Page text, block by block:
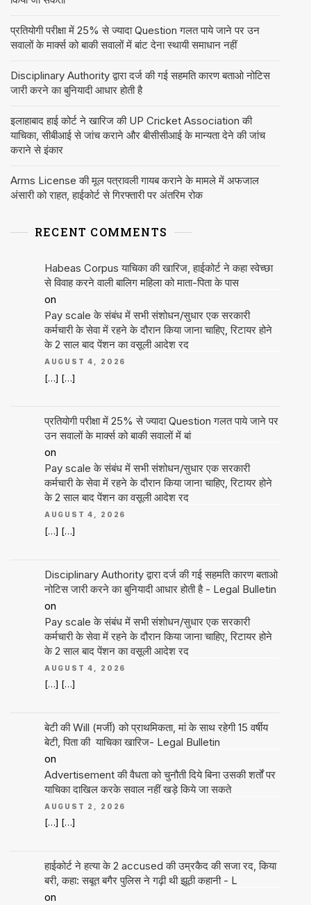
प्रतियोगी परीक्षा में 25% से ज्यादा Question गलत पाये जाने पर उन
सवालों के मार्क्स को बाकी सवालों में बांट देना स्थायी समाधान नहीं
Disciplinary Authority द्वारा दर्ज की गई सहमति कारण बताओ नोटिस
जारी करने का बुनियादी आधार होती है
इलाहाबाद हाई कोर्ट ने खारिज की UP Cricket Association की
याचिका, सीबीआई से जांच कराने और बीसीसीआई के मान्यता देने की जांच
कराने से इंकार
Arms License की मूल पत्रावली गायब कराने के मामले में अफजाल
अंसारी को राहत, हाईकोर्ट से गिरफ्तारी पर अंतरिम रोक
RECENT COMMENTS
Habeas Corpus याचिका की खारिज, हाईकोर्ट ने कहा स्वेच्छा
से विवाह करने वाली बालिग महिला को माता-पिता के पास
on
Pay scale के संबंध में सभी संशोधन/सुधार एक सरकारी
कर्मचारी के सेवा में रहने के दौरान किया जाना चाहिए, रिटायर होने
के 2 साल बाद पेंशन का वसूली आदेश रद
AUGUST 4, 2026
[…] […]
प्रतियोगी परीक्षा में 25% से ज्यादा Question गलत पाये जाने पर
उन सवालों के मार्क्स को बाकी सवालों में बां
on
Pay scale के संबंध में सभी संशोधन/सुधार एक सरकारी
कर्मचारी के सेवा में रहने के दौरान किया जाना चाहिए, रिटायर होने
के 2 साल बाद पेंशन का वसूली आदेश रद
AUGUST 4, 2026
[…] […]
Disciplinary Authority द्वारा दर्ज की गई सहमति कारण बताओ
नोटिस जारी करने का बुनियादी आधार होती है - Legal Bulletin
on
Pay scale के संबंध में सभी संशोधन/सुधार एक सरकारी
कर्मचारी के सेवा में रहने के दौरान किया जाना चाहिए, रिटायर होने
के 2 साल बाद पेंशन का वसूली आदेश रद
AUGUST 4, 2026
[…] […]
बेटी की Will (मर्जी) को प्राथमिकता, मां के साथ रहेगी 15 वर्षीय
बेटी, पिता की याचिका खारिज- Legal Bulletin
on
Advertisement की वैधता को चुनौती दिये बिना उसकी शर्तों पर
याचिका दाखिल करके सवाल नहीं खड़े किये जा सकते
AUGUST 2, 2026
[…] […]
हाईकोर्ट ने हत्या के 2 accused की उम्रकैद की सजा रद, किया
बरी, कहा: सबूत बगैर पुलिस ने गढ़ी थी झूठी कहानी - L
on